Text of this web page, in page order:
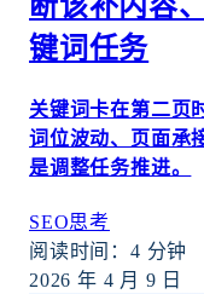
断该补内容
键词任务
关键词卡在第二页
词位波动、页面承
是调整任务推进。
SEO思考
阅读时间： 4 分钟
2026 年 4 月 9 日